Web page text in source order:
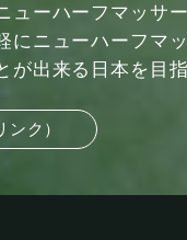
ューハーフマッサ
にニューハーフマ
が出来る日本を目指
ク）